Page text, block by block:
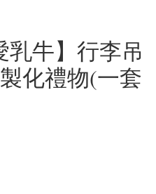
牛】行李吊
化禮物(一套